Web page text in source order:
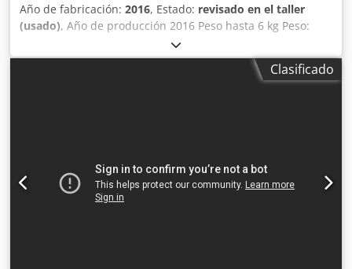
Año de fabricación: 2016, Estado: revisado en el taller
(usado), Año de producción 2016 Peso hasta 6 kg Peso:
máx. 6 kilos, mínimo. 20 g, e = 1 g Dirección del
movimiento L→ R o R→ L Etiqueta autoadhesiva: - Parte
superior (AirJet) - Abajo (AirJet) Terminal táctil a color GT-
[+] ESTADÍSTICAS [+] CLASES DE PESO [+] IMPRESIÓN DE
PIEZA DE CÓDIGO [+] CARGANDO_FUENTES [+] EURO Fondo
(ESCLAVO): [+] PIEZAS DEL CÓDIGO DE IMPRESIÓN [+]
Clasificado